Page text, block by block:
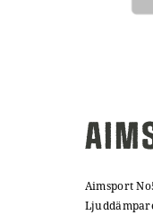
Aimsport